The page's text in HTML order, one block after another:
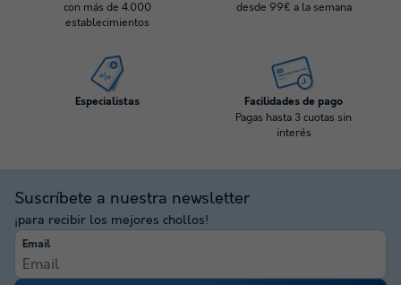
con más de 4.000
establecimientos
desde 99€ a la semana
Especialistas Facilidades de pago
Pagas hasta 3 cuotas sin
interés
Suscríbete a nuestra newsletter
¡para recibir los mejores chollos!
Email